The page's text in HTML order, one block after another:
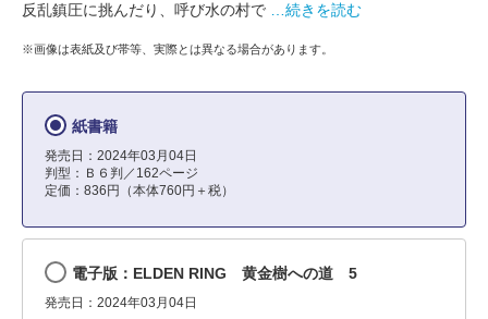
反乱鎮圧に挑んだり、呼び水の村で
…続きを読む
※画像は表紙及び帯等、実際とは異なる場合があります。
紙書籍
発売日：2024年03月04日
判型：Ｂ６判／162ページ
定価：836円（本体760円＋税）
電子版：ELDEN RING 黄金樹への道 5
発売日：2024年03月04日